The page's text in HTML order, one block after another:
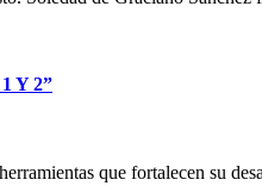
Y 2”
que fortalecen su